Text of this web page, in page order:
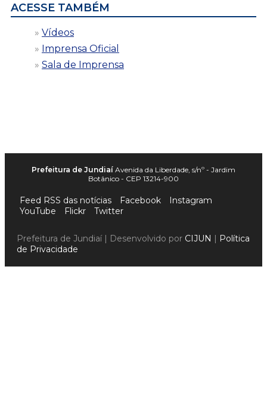
ACESSE TAMBÉM
Vídeos
Imprensa Oficial
Sala de Imprensa
Prefeitura de Jundiaí Avenida da Liberdade, s/nº - Jardim
Botânico - CEP 13214-900
Feed RSS das notícias Facebook
Instagram
YouTube
Flickr Twitter
Prefeitura de Jundiaí | Desenvolvido por CIJUN | Política
de Privacidade